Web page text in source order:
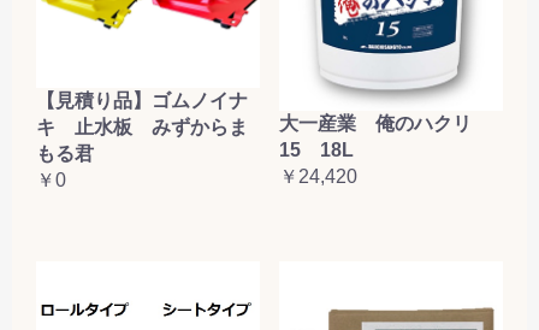
【見積り品】ゴムノイナ
キ 止水板 みずからま
もる君
￥0
大一産業 俺のハクリ
15 18L
￥24,420